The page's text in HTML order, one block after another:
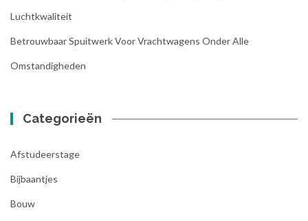
Luchtkwaliteit
Betrouwbaar Spuitwerk Voor Vrachtwagens Onder Alle
Omstandigheden
Categorieën
Afstudeerstage
Bijbaantjes
Bouw